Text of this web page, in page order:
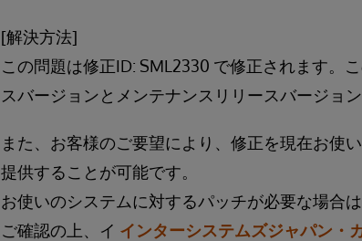
[解決方法]
この問題は修正ID: SML2330 で修正されます。
スバージョンとメンテナンスリリースバージョン
また、お客様のご要望により、修正を現在お使
提供することが可能です。
お使いのシステムに対するパッチが必要な場合
ご確認の上、イ インターシステムズジャパン・